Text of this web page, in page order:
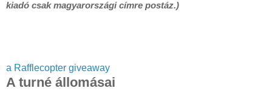
kiadó csak magyarországi címre postáz.)
a Rafflecopter giveaway
A turné állomásai